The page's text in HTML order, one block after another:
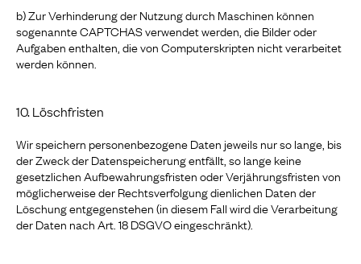
b) Zur Verhinderung der Nutzung durch Maschinen können
sogenannte CAPTCHAS verwendet werden, die Bilder oder
Aufgaben enthalten, die von Computerskripten nicht verarbeitet
werden können.
10. Löschfristen
Wir speichern personenbezogene Daten jeweils nur so lange, bis
der Zweck der Datenspeicherung entfällt, so lange keine
gesetzlichen Aufbewahrungsfristen oder Verjährungsfristen von
möglicherweise der Rechtsverfolgung dienlichen Daten der
Löschung entgegenstehen (in diesem Fall wird die Verarbeitung
der Daten nach Art. 18 DSGVO eingeschränkt).